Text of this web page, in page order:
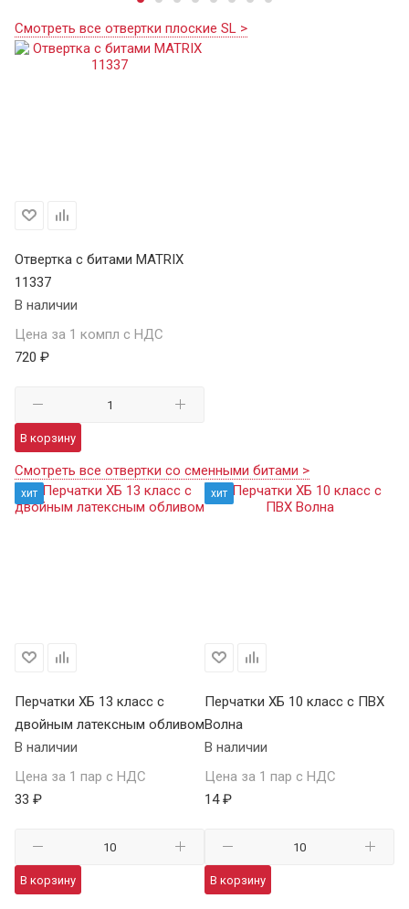
Смотреть все отвертки плоские SL >
Отвертка с битами MATRIX
11337
В наличии
Цена за 1 компл с НДС
720 ₽
В корзину
Смотреть все отвертки со сменными битами >
хит
Перчатки ХБ 13 класс с
двойным латексным обливом
В наличии
Цена за 1 пар с НДС
33 ₽
В корзину
хит
Перчатки ХБ 10 класс с ПВХ
Волна
В наличии
Цена за 1 пар с НДС
14 ₽
В корзину